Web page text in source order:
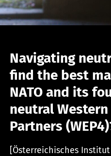
Navigating
find the best
NATO and its
neutral Western
Partners
[Österreichisches